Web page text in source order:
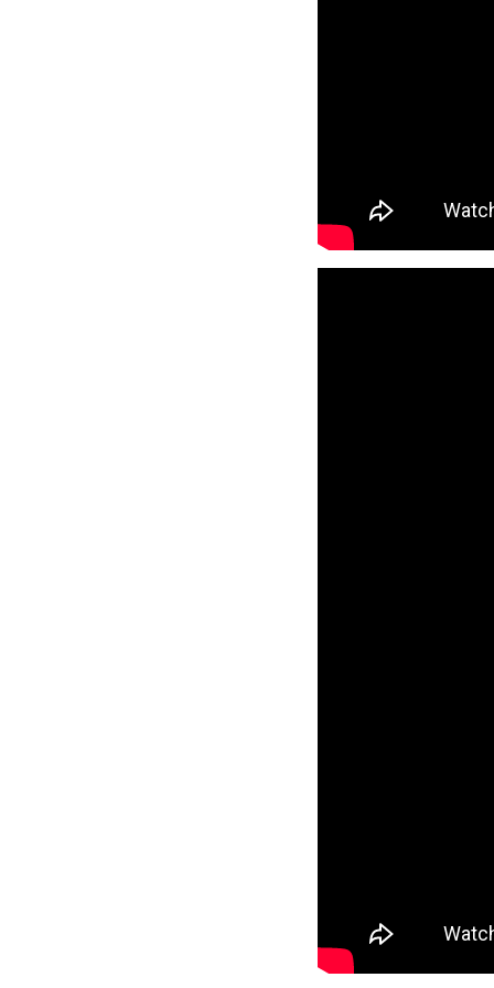
u Sarajevu se
prikazani premijerno,
Nesposobna da se
Shirin se počne